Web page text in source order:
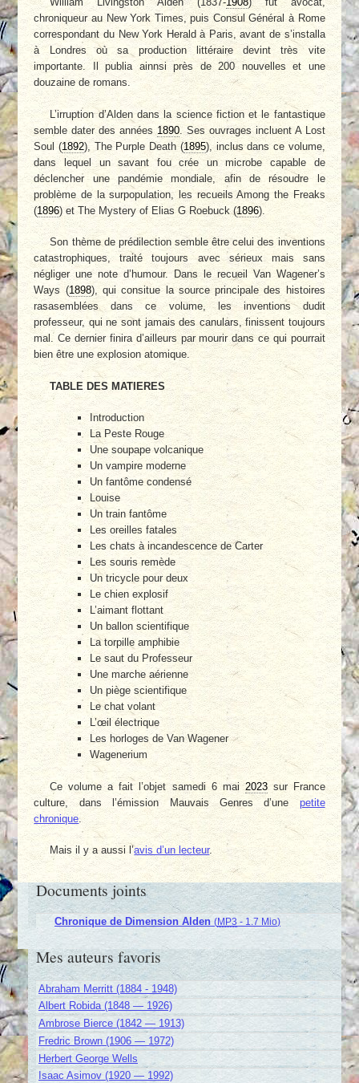
chroniqueur au New York Times, puis Consul Général à Rome
correspondant du New York Herald à Paris, avant de s’installa
à Londres où sa production littéraire devint très vite
importante. Il publia ainnsi près de 200 nouvelles et une
douzaine de romans.
L’irruption d’Alden dans la science fiction et le fantastique
semble dater des années1890 . Ses ouvrages incluent A Lost
Soul (1892), The Purple Death (1895), inclus dans ce volume,
dans lequel un savant fou crée un microbe capable de
déclencher une pandémie mondiale, afin de résoudre le
problème de la surpopulation, les recueils Among the Freaks
(1896) et The Mystery of Elias G Roebuck (1896).
Son thème de prédilection semble être celui des inventions
catastrophiques, traité toujours avec sérieux mais sans
négliger une note d’humour. Dans le recueil Van Wagener’s
Ways (1898), qui consitue la source principale des histoires
rasasemblées dans ce volume, les inventions dudit
professeur, qui ne sont jamais des canulars, finissent toujours
mal. Ce dernier finira d’ailleurs par mourir dans ce qui pourrait
bien être une explosion atomique.
TABLE DES MATIERES
Introduction
La Peste Rouge
Une soupape volcanique
Un vampire moderne
Un fantôme condensé
Louise
Un train fantôme
Les oreilles fatales
Les chats à incandescence de Carter
Les souris remède
Un tricycle pour deux
Le chien explosif
L’aimant flottant
Un ballon scientifique
La torpille amphibie
Le saut du Professeur
Une marche aérienne
Un piège scientifique
Le chat volant
L’œil électrique
Les horloges de Van Wagener
Wagenerium
Ce volume a fait l’objet samedi 6 mai2023sur France
culture, dans l’émission Mauvais Genres d’une petite
chronique.
Mais il y a aussi l’avis d’un lecteur.
Documents joints
Chronique de Dimension Alden (MP3- 1.7 Mio)
Mes auteurs favoris
Abraham Merritt (1884 - 1948)
Albert Robida (1848 — 1926)
Ambrose Bierce (1842 — 1913)
Fredric Brown (1906 — 1972)
Herbert George Wells
Isaac Asimov (1920 — 1992)